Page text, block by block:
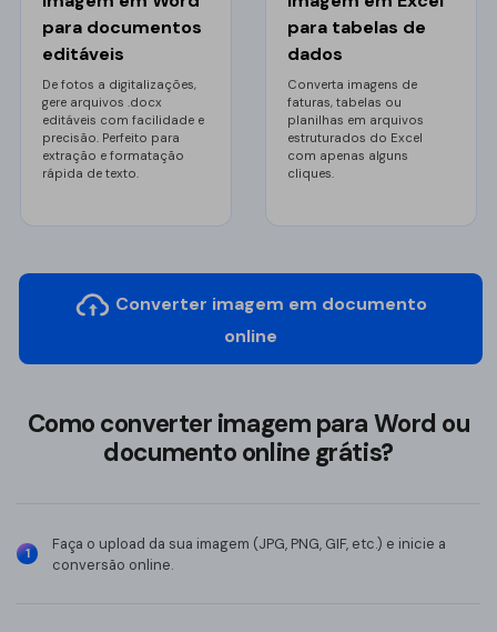
O novo PDFelement：
mais inteligente,
mais rápido, mais fácil
Img para PDF
PUB para PDF
Organizar PDF
Reorganizar
Proteger PDF
Desbloquear
para documentos
editáveis
De fotos a digitalizações,
gere arquivos .docx
editáveis com facilidade e
precisão. Perfeito para
extração e formatação
rápida de texto.
para tabelas de
dados
Converta imagens de
faturas, tabelas ou
planilhas em arquivos
estruturados do Excel
com apenas alguns
cliques.
Converter imagem em documento
online
Como converter imagem para Word ou
documento online grátis?
1
Faça o upload da sua imagem (JPG, PNG, GIF, etc.) e inicie a
conversão online.